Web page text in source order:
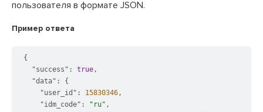
пользователя в формате JSON.
Пример ответа
{
"success" : true,
"data" :
{
"user_id" : 15830346,
"idm_code" : "ru" ,